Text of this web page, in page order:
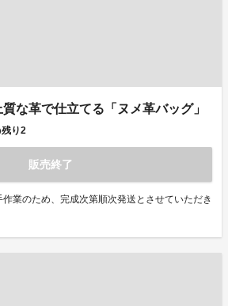
質な革で仕立てる「ヌメ革バッグ」
残り2
販売終了
業のため、完成次第順次発送とさせていただき